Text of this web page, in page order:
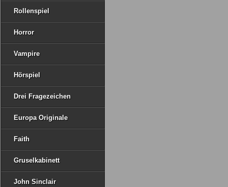
Rollenspiel
Horror
Vampire
Hörspiel
Drei Fragezeichen
Europa Originale
Faith
Gruselkabinett
John Sinclair